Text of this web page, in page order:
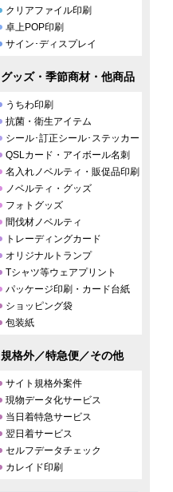
クリアファイル印刷
卓上POP印刷
サイン･ディスプレイ
グッズ・季節商材・他商品
うちわ印刷
抗菌・衛生アイテム
シール･訂正シール･ステッカー
QSLカード・アイボール名刺
名入れノベルティ・販促品印刷
ノベルティ・グッズ
フォトグッズ
間伐材ノベルティ
トレーディングカード
オリジナルトランプ
Tシャツ等ウェアプリント
パッケージ印刷・カード台紙
ショッピング袋
包装紙
規格外／特急便／その他
サイト規格外案件
現物データ化サービス
当日着特急サービス
翌日着サービス
セルフデータチェック
カレイド印刷